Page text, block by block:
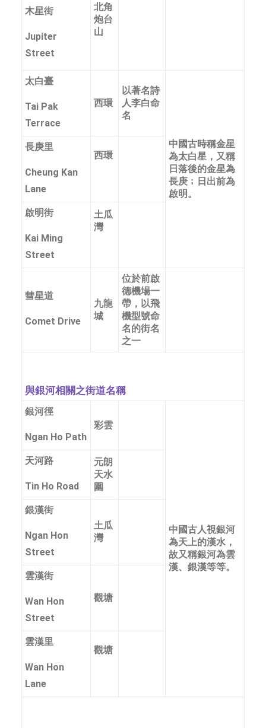
木星街
Jupiter
Street
北角
炮台
山
太白臺
Tai Pak
Terrace
西環
以著名詩
人李白命
名
中國古時稱金星
為太白星，又稱
日落後的金星為
長庚﹔日出前為
啟明。
長庚里
Cheung Kan
Lane
西環
啟明街
Kai Ming
Street
土瓜
灣
彗星道
Comet Drive
九龍
城
位於前啟
德機場一
帶，以飛
機型號命
名的街名
之一
與銀河相關之街道名稱
銀河徑
Ngan Ho Path
彩雲
中國古人視銀河
為天上的漢水，
故又稱銀河為雲
漢、銀漢等等。
天河路
Tin Ho Road
元朗
天水
圍
銀漢街
Ngan Hon
Street
土瓜
灣
雲漢街
Wan Hon
Street
觀塘
雲漢里
Wan Hon
Lane
觀塘